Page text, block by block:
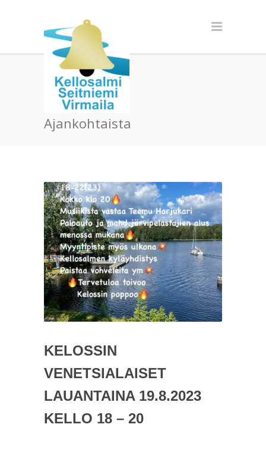
Ajankohtaista
KELOSSIN
VENETSIALAISET
LAUANTAINA 19.8.2023
KELLO 18 – 20